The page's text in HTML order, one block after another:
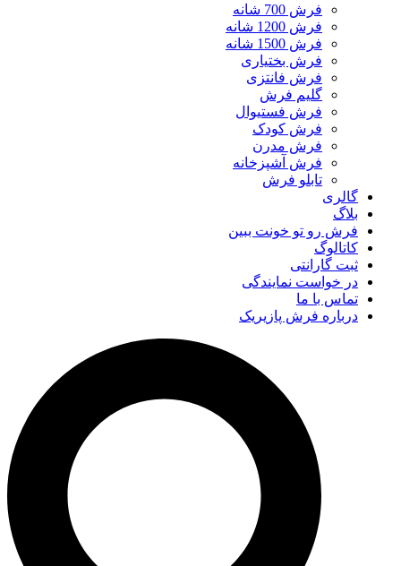
فرش 700 شانه
فرش 1200 شانه
فرش 1500 شانه
فرش بختیاری
فرش فانتزی
گلیم فرش
فرش فستیوال
فرش کودک
فرش مدرن
فرش آشپزخانه
تابلو فرش
گالری
بلاگ
فرش رو تو خونت ببین
کاتالوگ
ثبت گارانتی
در خواست نمایندگی
تماس با ما
درباره فرش پازیریک